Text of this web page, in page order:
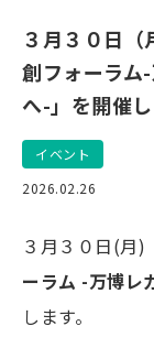
事業紹介
ニュース
施設情報
研究会
アクセス
３月３０日
創フォーラム
へ-」を開催し
イベント
2026.02.26
３月３０日(月)
ーラム -万博レ
します。